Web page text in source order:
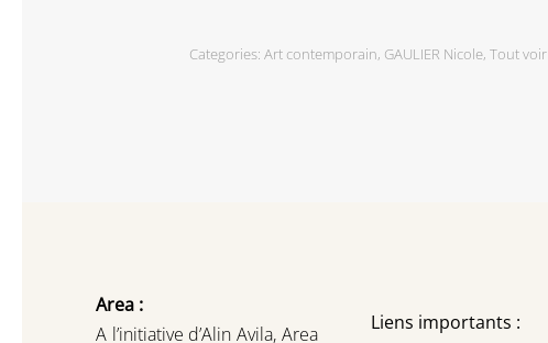
Categories: Art contemporain, GAULIER Nicole, Tout voir
Area :
A l’initiative d’Alin Avila, Area Liens importants :